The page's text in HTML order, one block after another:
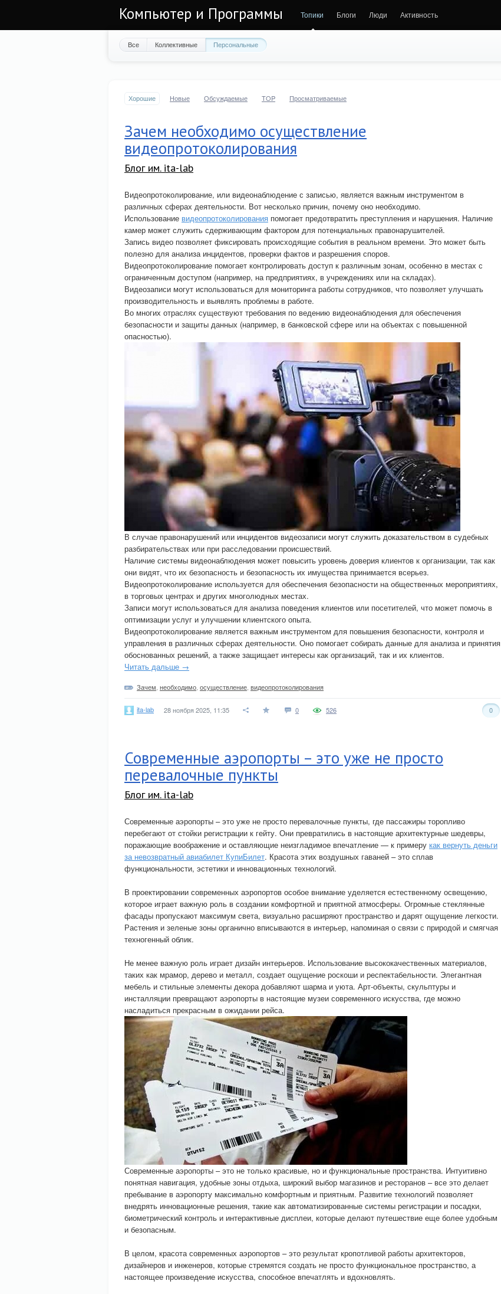
Компьютер и Программы Топики Блоги Люди Активность
Все Коллективные Персональные
Хорошие Новые Обсуждаемые TOP Просматриваемые
Зачем необходимо осуществление
видеопротоколирования
Блог им. ita-lab
Видеопротоколирование, или видеонаблюдение с записью, является важным инструментом в
различных сферах деятельности. Вот несколько причин, почему оно необходимо.
Использование видеопротоколирования помогает предотвратить преступления и нарушения. Наличие
камер может служить сдерживающим фактором для потенциальных правонарушителей.
Запись видео позволяет фиксировать происходящие события в реальном времени. Это может быть
полезно для анализа инцидентов, проверки фактов и разрешения споров.
Видеопротоколирование помогает контролировать доступ к различным зонам, особенно в местах с
ограниченным доступом (например, на предприятиях, в учреждениях или на складах).
Видеозаписи могут использоваться для мониторинга работы сотрудников, что позволяет улучшать
производительность и выявлять проблемы в работе.
Во многих отраслях существуют требования по ведению видеонаблюдения для обеспечения
безопасности и защиты данных (например, в банковской сфере или на объектах с повышенной
опасностью).
В случае правонарушений или инцидентов видеозаписи могут служить доказательством в судебных
разбирательствах или при расследовании происшествий.
Наличие системы видеонаблюдения может повысить уровень доверия клиентов к организации, так как
они видят, что их безопасность и безопасность их имущества принимается всерьез.
Видеопротоколирование используется для обеспечения безопасности на общественных мероприятиях,
в торговых центрах и других многолюдных местах.
Записи могут использоваться для анализа поведения клиентов или посетителей, что может помочь в
оптимизации услуг и улучшении клиентского опыта.
Видеопротоколирование является важным инструментом для повышения безопасности, контроля и
управления в различных сферах деятельности. Оно помогает собирать данные для анализа и принятия
обоснованных решений, а также защищает интересы как организаций, так и их клиентов.
Читать дальше →
Зачем необходимо осуществление видеопротоколирования
ita-lab 28 ноября 2025, 11:35 0 0
526
Современные аэропорты – это уже не просто
перевалочные пункты
Блог им. ita-lab
Современные аэропорты – это уже не просто перевалочные пункты, где пассажиры торопливо
перебегают от стойки регистрации к гейту. Они превратились в настоящие архитектурные шедевры,
поражающие воображение и оставляющие неизгладимое впечатление — к примеру как вернуть деньги
за невозвратный авиабилет КупиБилет. Красота этих воздушных гаваней – это сплав
функциональности, эстетики и инновационных технологий.
В проектировании современных аэропортов особое внимание уделяется естественному освещению,
которое играет важную роль в создании комфортной и приятной атмосферы. Огромные стеклянные
фасады пропускают максимум света, визуально расширяют пространство и дарят ощущение легкости.
Растения и зеленые зоны органично вписываются в интерьер, напоминая о связи с природой и смягчая
техногенный облик.
Не менее важную роль играет дизайн интерьеров. Использование высококачественных материалов,
таких как мрамор, дерево и металл, создает ощущение роскоши и респектабельности. Элегантная
мебель и стильные элементы декора добавляют шарма и уюта. Арт-объекты, скульптуры и
инсталляции превращают аэропорты в настоящие музеи современного искусства, где можно
насладиться прекрасным в ожидании рейса.
Современные аэропорты – это не только красивые, но и функциональные пространства. Интуитивно
понятная навигация, удобные зоны отдыха, широкий выбор магазинов и ресторанов – все это делает
пребывание в аэропорту максимально комфортным и приятным. Развитие технологий позволяет
внедрять инновационные решения, такие как автоматизированные системы регистрации и посадки,
биометрический контроль и интерактивные дисплеи, которые делают путешествие еще более удобным
и безопасным.
В целом, красота современных аэропортов – это результат кропотливой работы архитекторов,
дизайнеров и инженеров, которые стремятся создать не просто функциональное пространство, а
настоящее произведение искусства, способное впечатлять и вдохновлять.